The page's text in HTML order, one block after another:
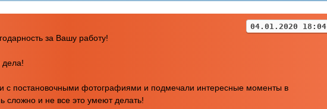
04.01.2020 18:04
за Вашу работу!
с постановочными фотографиями и подмечали интересные моменты в
и не все это умеют делать!